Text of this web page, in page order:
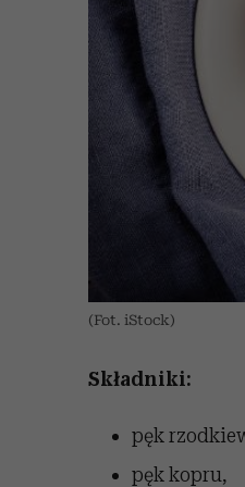
(Fot. iStock)
Składniki:
pęk
pęk kopru,